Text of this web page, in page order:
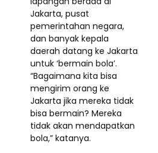
Jakarta, pusat
pemerintahan negara,
dan banyak kepala
daerah datang ke Jakarta
untuk ‘bermain bola’.
“Bagaimana kita bisa
mengirim orang ke
Jakarta jika mereka tidak
bisa bermain? Mereka
tidak akan mendapatkan
bola,” katanya.